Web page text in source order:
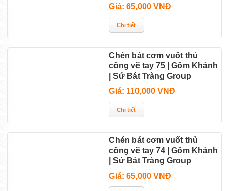
Giá: 65,000 VNĐ
Chén bát cơm vuốt thủ
công vẽ tay 75 | Gốm Khánh
| Sứ Bát Tràng Group
Giá: 110,000 VNĐ
Chén bát cơm vuốt thủ
công vẽ tay 74 | Gốm Khánh
| Sứ Bát Tràng Group
Giá: 65,000 VNĐ